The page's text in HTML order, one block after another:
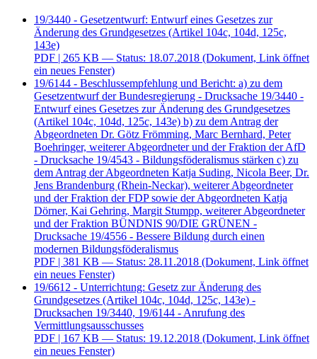
19/3440 - Gesetzentwurf: Entwurf eines Gesetzes zur
Änderung des Grundgesetzes (Artikel 104c, 104d, 125c,
143e)
PDF | 265 KB — Status: 18.07.2018 (Dokument, Link öffnet
ein neues Fenster)
19/6144 - Beschlussempfehlung und Bericht: a) zu dem
Gesetzentwurf der Bundesregierung - Drucksache 19/3440 -
Entwurf eines Gesetzes zur Änderung des Grundgesetzes
(Artikel 104c, 104d, 125c, 143e) b) zu dem Antrag der
Abgeordneten Dr. Götz Frömming, Marc Bernhard, Peter
Boehringer, weiterer Abgeordneter und der Fraktion der AfD
- Drucksache 19/4543 - Bildungsföderalismus stärken c) zu
dem Antrag der Abgeordneten Katja Suding, Nicola Beer, Dr.
Jens Brandenburg (Rhein-Neckar), weiterer Abgeordneter
und der Fraktion der FDP sowie der Abgeordneten Katja
Dörner, Kai Gehring, Margit Stumpp, weiterer Abgeordneter
und der Fraktion BÜNDNIS 90/DIE GRÜNEN -
Drucksache 19/4556 - Bessere Bildung durch einen
modernen Bildungsföderalismus
PDF | 381 KB — Status: 28.11.2018 (Dokument, Link öffnet
ein neues Fenster)
19/6612 - Unterrichtung: Gesetz zur Änderung des
Grundgesetzes (Artikel 104c, 104d, 125c, 143e) -
Drucksachen 19/3440, 19/6144 - Anrufung des
Vermittlungsausschusses
PDF | 167 KB — Status: 19.12.2018 (Dokument, Link öffnet
ein neues Fenster)